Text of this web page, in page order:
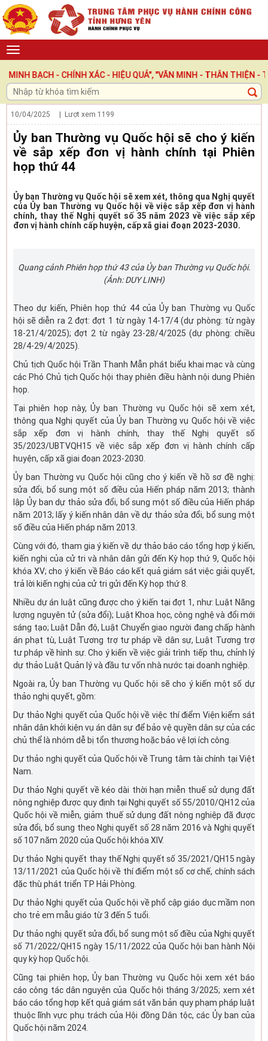
- CHÍNH XÁC - HIỆU QUẢ", "VĂN MINH - THÂN THIỆN - TRÁCH
10/04/2025 | Lượt xem 1199
Ủy ban Thường vụ Quốc hội sẽ cho ý kiến
về sắp xếp đơn vị hành chính tại Phiên
họp thứ 44
Ủy ban Thường vụ Quốc hội sẽ xem xét, thông qua Nghị quyết
của Ủy ban Thường vụ Quốc hội về việc sắp xếp đơn vị hành
chính, thay thế Nghị quyết số 35 năm 2023 về việc sắp xếp
đơn vị hành chính cấp huyện, cấp xã giai đoạn 2023-2030.
Quang cảnh Phiên họp thứ 43 của Ủy ban Thường vụ Quốc hội.
(Ảnh: DUY LINH)
Theo dự kiến, Phiên họp thứ 44 của Ủy ban Thường vụ Quốc
hội sẽ diễn ra 2 đợt: đợt 1 từ ngày 14-17/4 (dự phòng: từ ngày
18-21/4/2025); đợt 2 từ ngày 23-28/4/2025 (dự phòng: chiều
28/4-29/4/2025).
Chủ tịch Quốc hội Trần Thanh Mẫn phát biểu khai mạc và cùng
các Phó Chủ tịch Quốc hội thay phiên điều hành nội dung Phiên
họp.
Tại phiên họp này, Ủy ban Thường vụ Quốc hội sẽ xem xét,
thông qua Nghị quyết của Ủy ban Thường vụ Quốc hội về việc
sắp xếp đơn vị hành chính, thay thế Nghị quyết số
35/2023/UBTVQH15 về việc sắp xếp đơn vị hành chính cấp
huyện, cấp xã giai đoạn 2023-2030.
Ủy ban Thường vụ Quốc hội cũng cho ý kiến về hồ sơ đề nghị:
sửa đổi, bổ sung một số điều của Hiến pháp năm 2013; thành
lập Ủy ban dự thảo sửa đổi, bổ sung một số điều của Hiến pháp
năm 2013; lấy ý kiến nhân dân về dự thảo sửa đổi, bổ sung một
số điều của Hiến pháp năm 2013.
Cùng với đó, tham gia ý kiến về dự thảo báo cáo tổng hợp ý kiến,
kiến nghị của cử tri và nhân dân gửi đến Kỳ họp thứ 9, Quốc hội
khóa XV; cho ý kiến về Báo cáo kết quả giám sát việc giải quyết,
trả lời kiến nghị của cử tri gửi đến Kỳ họp thứ 8.
Nhiều dự án luật cũng được cho ý kiến tại đợt 1, như: Luật Năng
lượng nguyên tử (sửa đổi); Luật Khoa học, công nghệ và đổi mới
sáng tạo; Luật Dẫn độ, Luật Chuyển giao người đang chấp hành
án phạt tù, Luật Tương trợ tư pháp về dân sự, Luật Tương trợ
tư pháp về hình sự. Cho ý kiến về việc giải trình tiếp thu, chỉnh lý
dự thảo Luật Quản lý và đầu tư vốn nhà nước tại doanh nghiệp.
Ngoài ra, Ủy ban Thường vụ Quốc hội sẽ cho ý kiến một số dự
thảo nghị quyết, gồm:
Dự thảo Nghị quyết của Quốc hội về việc thí điểm Viện kiểm sát
nhân dân khởi kiện vụ án dân sự để bảo vệ quyền dân sự của các
chủ thể là nhóm dễ bị tổn thương hoặc bảo vệ lợi ích công.
Dự thảo nghị quyết của Quốc hội về Trung tâm tài chính tại Việt
Nam.
Dự thảo Nghị quyết về kéo dài thời hạn miễn thuế sử dụng đất
nông nghiệp được quy định tại Nghị quyết số 55/2010/QH12 của
Quốc hội về miễn, giảm thuế sử dụng đất nông nghiệp đã được
sửa đổi, bổ sung theo Nghị quyết số 28 năm 2016 và Nghị quyết
số 107 năm 2020 của Quốc hội khóa XIV.
Dự thảo Nghị quyết thay thế Nghị quyết số 35/2021/QH15 ngày
13/11/2021 của Quốc hội về thí điểm một số cơ chế, chính sách
đặc thù phát triển TP Hải Phòng.
Dự thảo Nghị quyết của Quốc hội về phổ cập giáo dục mầm non
cho trẻ em mẫu giáo từ 3 đến 5 tuổi.
Dự thảo nghị quyết sửa đổi, bổ sung một số điều của Nghị quyết
số 71/2022/QH15 ngày 15/11/2022 của Quốc hội ban hành Nội
quy kỳ họp Quốc hội.
Cũng tại phiên họp, Ủy ban Thường vụ Quốc hội xem xét báo
cáo công tác dân nguyện của Quốc hội tháng 3/2025; xem xét
báo cáo tổng hợp kết quả giám sát văn bản quy phạm pháp luật
thuộc lĩnh vực phụ trách của Hội đồng Dân tộc, các Ủy ban của
Quốc hội năm 2024.